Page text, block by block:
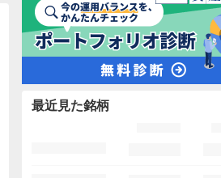
最近見た銘柄